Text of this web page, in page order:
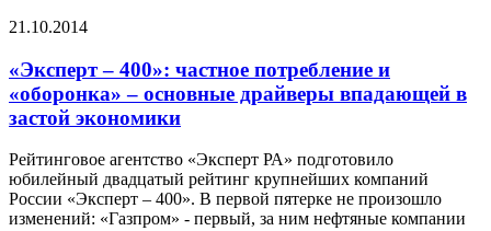
21.10.2014
«Эксперт – 400»: частное потребление и
«оборонка» – основные драйверы впадающей в
застой экономики
Рейтинговое агентство «Эксперт РА» подготовило
юбилейный двадцатый рейтинг крупнейших компаний
России «Эксперт – 400». В первой пятерке не произошло
изменений: «Газпром» - первый, за ним нефтяные компании